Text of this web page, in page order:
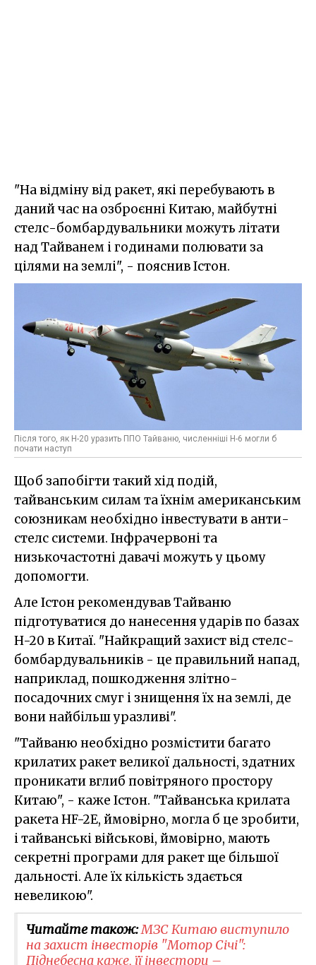
"На відміну від ракет, які перебувають в
даний час на озброєнні Китаю, майбутні
стелс-бомбардувальники можуть літати
над Тайванем і годинами полювати за
цілями на землі", - пояснив Істон.
Після того, як H-20 уразить ППО Тайваню, численніші H-6 могли б
почати наступ
Щоб запобігти такий хід подій,
тайванським силам та їхнім американським
союзникам необхідно інвестувати в анти-
стелс системи. Інфрачервоні та
низькочастотні давачі можуть у цьому
допомогти.
Але Істон рекомендував Тайваню
підготуватися до нанесення ударів по базах
H-20 в Китаї. "Найкращий захист від стелс-
бомбардувальників - це правильний напад,
наприклад, пошкодження злітно-
посадочних смуг і знищення їх на землі, де
вони найбільш уразливі".
"Тайваню необхідно розмістити багато
крилатих ракет великої дальності, здатних
проникати вглиб повітряного простору
Китаю", - каже Істон. "Тайванська крилата
ракета HF-2E, ймовірно, могла б це зробити,
і тайванські військові, ймовірно, мають
секретні програми для ракет ще більшої
дальності. Але їх кількість здається
невеликою".
Читайте також:МЗС Китаю виступило
на захист інвесторів "Мотор Січі":
Піднебесна каже, її інвестори –